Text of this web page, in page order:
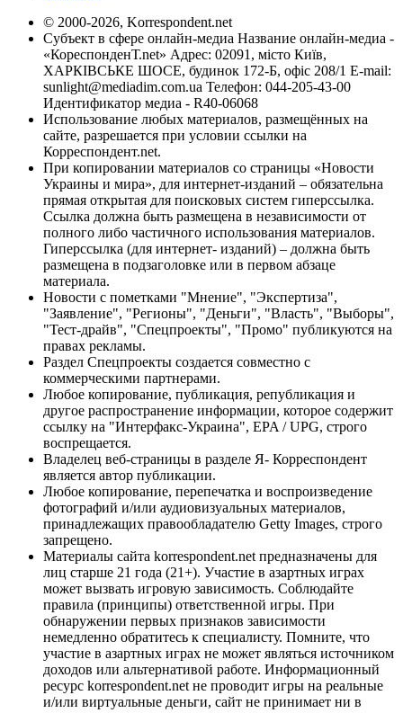
© 2000-2026, Korrespondent.net
Субъект в сфере онлайн-медиа Название онлайн-медиа -
«КореспонденТ.net» Адрес: 02091, місто Київ,
ХАРКІВСЬКЕ ШОСЕ, будинок 172-Б, офіс 208/1 E-mail:
sunlight@mediadim.com.ua Телефон: 044-205-43-00
Идентификатор медиа - R40-06068
Использование любых материалов, размещённых на
сайте, разрешается при условии ссылки на
Корреспондент.net.
При копировании материалов со страницы «Новости
Украины и мира», для интернет-изданий – обязательна
прямая открытая для поисковых систем гиперссылка.
Ссылка должна быть размещена в независимости от
полного либо частичного использования материалов.
Гиперссылка (для интернет- изданий) – должна быть
размещена в подзаголовке или в первом абзаце
материала.
Новости с пометками "Мнение", "Экспертиза",
"Заявление", "Регионы", "Деньги", "Власть", "Выборы",
"Тест-драйв", "Спецпроекты", "Промо" публикуются на
правах рекламы.
Раздел Спецпроекты создается совместно с
коммерческими партнерами.
Любое копирование, публикация, републикация и
другое распространение информации, которое содержит
ссылку на "Интерфакс-Украина", EPA / UPG, строго
воспрещается.
Владелец веб-страницы в разделе Я- Корреспондент
является автор публикации.
Любое копирование, перепечатка и воспроизведение
фотографий и/или аудиовизуальных материалов,
принадлежащих правообладателю Getty Images, строго
запрещено.
Материалы сайта korrespondent.net предназначены для
лиц старше 21 года (21+). Участие в азартных играх
может вызвать игровую зависимость. Соблюдайте
правила (принципы) ответственной игры. При
обнаружении первых признаков зависимости
немедленно обратитесь к специалисту. Помните, что
участие в азартных играх не может являться источником
доходов или альтернативой работе. Информационный
ресурс korrespondent.net не проводит игры на реальные
и/или виртуальные деньги, сайт не принимает ни в